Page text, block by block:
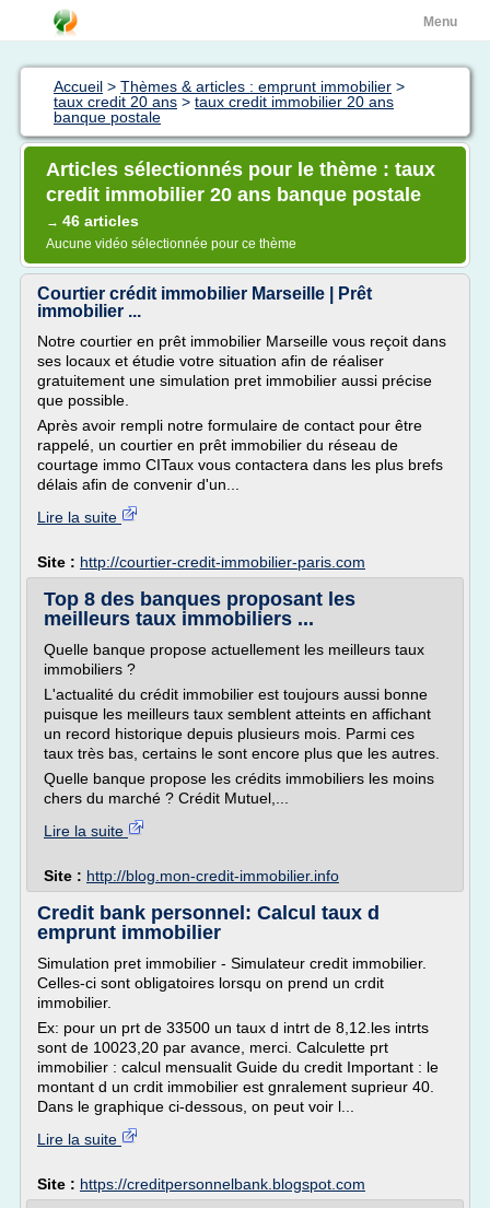
Menu
Accueil > Thèmes & articles : emprunt immobilier >
taux credit 20 ans > taux credit immobilier 20 ans
banque postale
Articles sélectionnés pour le thème : taux
credit immobilier 20 ans banque postale
→ 46 articles
Aucune vidéo sélectionnée pour ce thème
Courtier crédit immobilier Marseille | Prêt
immobilier ...
Notre courtier en prêt immobilier Marseille vous reçoit dans
ses locaux et étudie votre situation afin de réaliser
gratuitement une simulation pret immobilier aussi précise
que possible.
Après avoir rempli notre formulaire de contact pour être
rappelé, un courtier en prêt immobilier du réseau de
courtage immo CITaux vous contactera dans les plus brefs
délais afin de convenir d'un...
Lire la suite
Site : http://courtier-credit-immobilier-paris.com
Top 8 des banques proposant les
meilleurs taux immobiliers ...
Quelle banque propose actuellement les meilleurs taux
immobiliers ?
L'actualité du crédit immobilier est toujours aussi bonne
puisque les meilleurs taux semblent atteints en affichant
un record historique depuis plusieurs mois. Parmi ces
taux très bas, certains le sont encore plus que les autres.
Quelle banque propose les crédits immobiliers les moins
chers du marché ? Crédit Mutuel,...
Lire la suite
Site : http://blog.mon-credit-immobilier.info
Credit bank personnel: Calcul taux d
emprunt immobilier
Simulation pret immobilier - Simulateur credit immobilier.
Celles-ci sont obligatoires lorsqu on prend un crdit
immobilier.
Ex: pour un prt de 33500 un taux d intrt de 8,12.les intrts
sont de 10023,20 par avance, merci. Calculette prt
immobilier : calcul mensualit Guide du credit Important : le
montant d un crdit immobilier est gnralement suprieur 40.
Dans le graphique ci-dessous, on peut voir l...
Lire la suite
Site : https://creditpersonnelbank.blogspot.com